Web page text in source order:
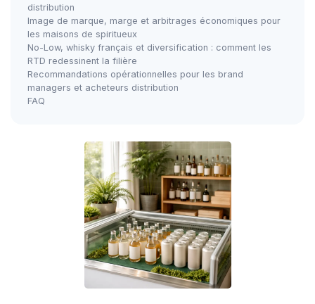
distribution
Image de marque, marge et arbitrages économiques pour
les maisons de spiritueux
No-Low, whisky français et diversification : comment les
RTD redessinent la filière
Recommandations opérationnelles pour les brand
managers et acheteurs distribution
FAQ